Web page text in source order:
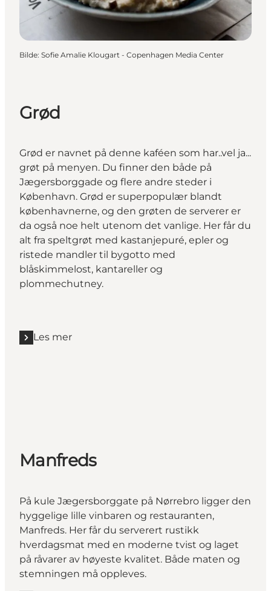
Bilde: Sofie Amalie Klougart - Copenhagen Media Center
Grød
Grød er navnet på denne kaféen som har..vel ja...
grøt på menyen. Du finner den både på
Jægersborggade og flere andre steder i
København. Grød er superpopulær blandt
københavnerne, og den grøten de serverer er
da også noe helt utenom det vanlige. Her får du
alt fra speltgrøt med kastanjepuré, epler og
ristede mandler til bygotto med
blåskimmelost, kantareller og
plommechutney.
Les mer
Les mer "Grød"
Manfreds
På kule Jægersborggate på Nørrebro ligger den
hyggelige lille vinbaren og restauranten,
Manfreds. Her får du serverert rustikk
hverdagsmat med en moderne tvist og laget
på råvarer av høyeste kvalitet. Både maten og
stemningen må oppleves.